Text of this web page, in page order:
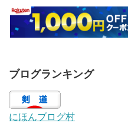
ブログランキング
にほんブログ村